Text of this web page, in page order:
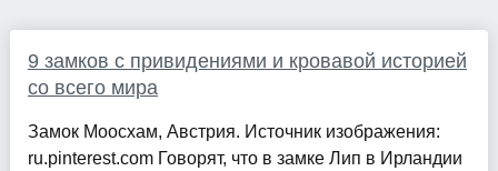
9 замков с привидениями и кровавой историей
со всего мира
Замок Моосхам, Австрия. Источник изображения:
ru.pinterest.com Говорят, что в замке Лип в Ирландии